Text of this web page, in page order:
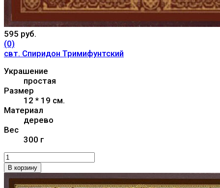
595 руб.
(0)
свт. Спиридон Тримифунтский
Украшение
простая
Размер
12 * 19 см.
Материал
дерево
Вес
300 г
В корзину